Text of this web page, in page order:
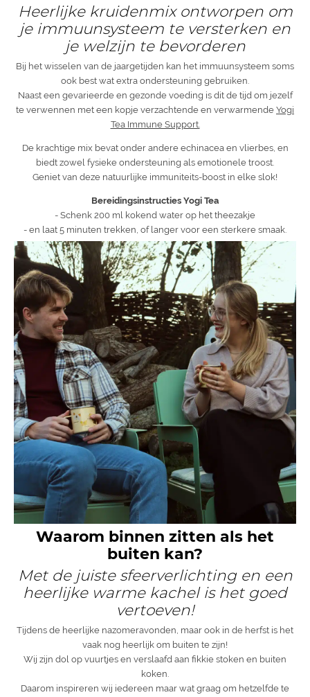
Heerlijke kruidenmix ontworpen om
je immuunsysteem te versterken en
je welzijn te bevorderen
Bij het wisselen van de jaargetijden kan het immuunsysteem soms
ook best wat extra ondersteuning gebruiken.
Naast een gevarieerde en gezonde voeding is dit de tijd om jezelf
te verwennen met een kopje verzachtende en verwarmende Yogi
Tea Immune Support.
De krachtige mix bevat onder andere echinacea en vlierbes, en
biedt zowel fysieke ondersteuning als emotionele troost.
Geniet van deze natuurlijke immuniteits-boost in elke slok!
Bereidingsinstructies Yogi Tea
- Schenk 200 ml kokend water op het theezakje
- en laat 5 minuten trekken, of langer voor een sterkere smaak.
Waarom binnen zitten als het
buiten kan?
Met de juiste sfeerverlichting en een
heerlijke warme kachel is het goed
vertoeven!
Tijdens de heerlijke nazomeravonden, maar ook in de herfst is het
vaak nog heerlijk om buiten te zijn!
Wij zijn dol op vuurtjes en verslaafd aan fikkie stoken en buiten
koken.
Daarom inspireren wij iedereen maar wat graag om hetzelfde te